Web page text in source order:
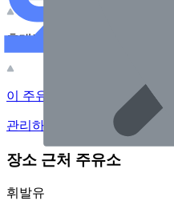
휴대전화 카메라로 찍어보세요
이 주유소의 사장님이신가요?
관리하기
장소 근처 주유소
휘발유